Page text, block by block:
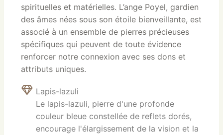
spirituelles et matérielles. L’ange Poyel, gardien
des âmes nées sous son étoile bienveillante, est
associé à un ensemble de pierres précieuses
spécifiques qui peuvent de toute évidence
renforcer notre connexion avec ses dons et
attributs uniques.
Lapis-lazuli
Le lapis-lazuli, pierre d'une profonde
couleur bleue constellée de reflets dorés,
encourage l'élargissement de la vision et la